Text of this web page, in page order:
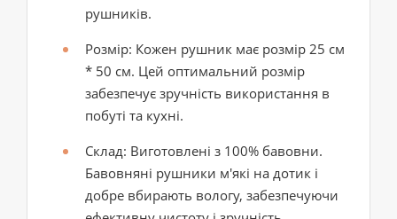
рушників.
Розмір: Кожен рушник має розмір 25 см
* 50 см. Цей оптимальний розмір
забезпечує зручність використання в
побуті та кухні.
Склад: Виготовлені з 100% бавовни.
Бавовняні рушники м'які на дотик і
добре вбирають вологу, забезпечуючи